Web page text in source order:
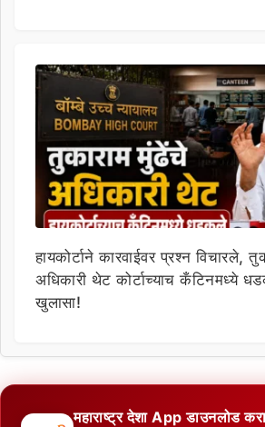
हायकोर्टाने कारवाईवर प्रश्न विचारले,
अधिकारी थेट कोर्टाच्याच कँटिनमध्ये
खुलासा!
महाराष्ट्र देशा App डाउनलोड करा